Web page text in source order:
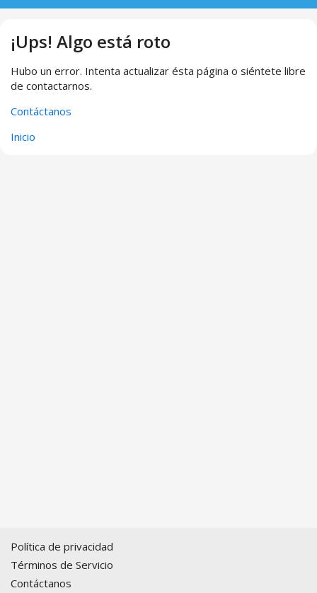
¡Ups! Algo está roto
Hubo un error. Intenta actualizar ésta página o siéntete libre
de contactarnos.
Contáctanos
Inicio
Política de privacidad
Términos de Servicio
Contáctanos